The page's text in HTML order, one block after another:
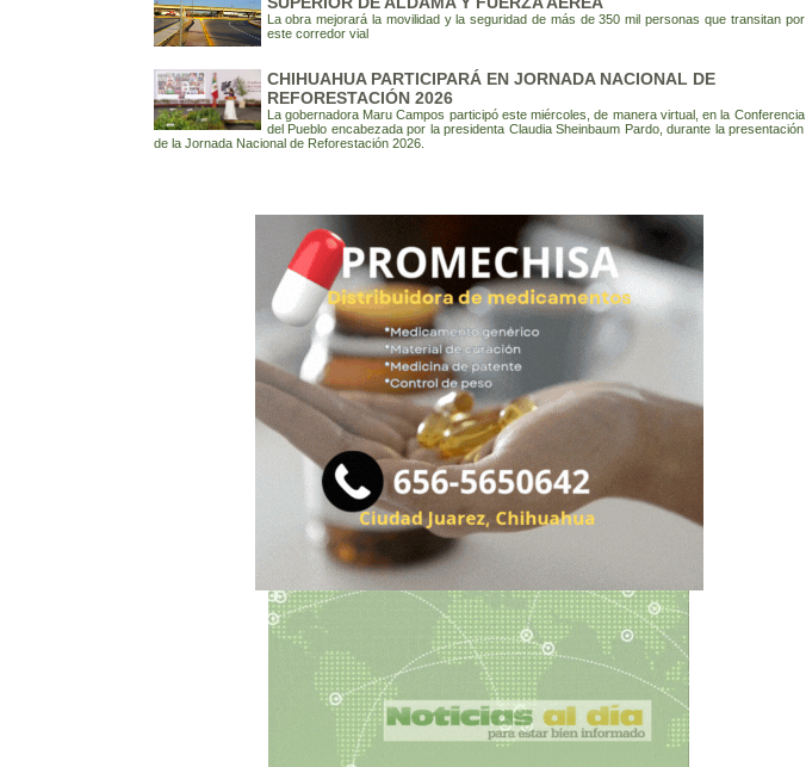
La obra mejorará la movilidad y la seguridad de más de 350 mil personas que transitan por
este corredor vial
CHIHUAHUA PARTICIPARÁ EN JORNADA NACIONAL DE
REFORESTACIÓN 2026
La gobernadora Maru Campos participó este miércoles, de manera virtual, en la Conferencia
del Pueblo encabezada por la presidenta Claudia Sheinbaum Pardo, durante la presentación
de la Jornada Nacional de Reforestación 2026.